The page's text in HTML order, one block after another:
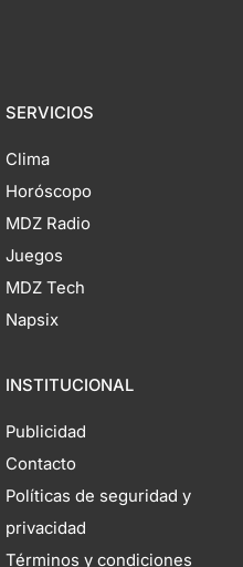
SERVICIOS
Clima
Horóscopo
MDZ Radio
Juegos
MDZ Tech
Napsix
INSTITUCIONAL
Publicidad
Contacto
Políticas de seguridad y
privacidad
Términos y condiciones